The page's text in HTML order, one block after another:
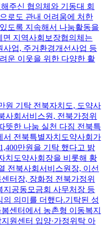
주신 협의체와 기동대 회
로도 관내 어려움에 처한
도록 지속해서 나눔활동을
면 지역사회보장협의체는
업, 주거환경개선사업 등
운 이웃을 위한 다양한 활
원 기탁 전북자치도, 도약사
사회서비스원, 전북가정위
뜻한 나눔 실천 다짐 전북특
서 전북특별자치도약사회가
만원을 기탁 했다고 밝
치도약사회장을 비롯해 황
전북사회서비스원장, 이선
터장, 장화정 전북가정위
공동모금회 사무처장 등
의미를 더했다.기탁된 성
센터에서 농촌형 이동복지
원센터 입양·가정위탁 아